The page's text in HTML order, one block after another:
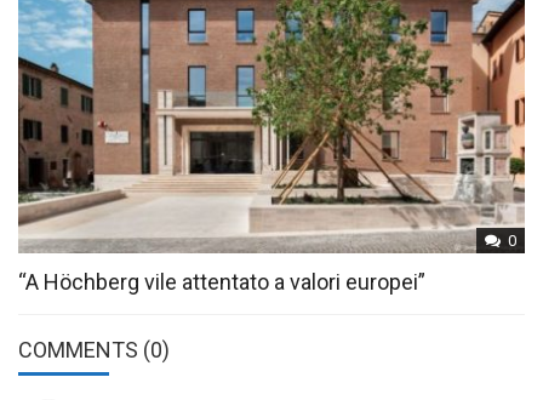
0
“A Höchberg vile attentato a valori europei”
COMMENTS (0)